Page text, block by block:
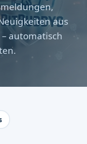
aus
automatisch